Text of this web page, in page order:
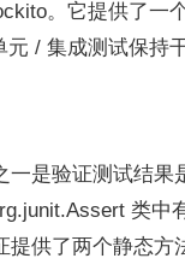
。它提供了一
/ 集成测试保持干
一是验证测试结果
类中
提供了两个静态方